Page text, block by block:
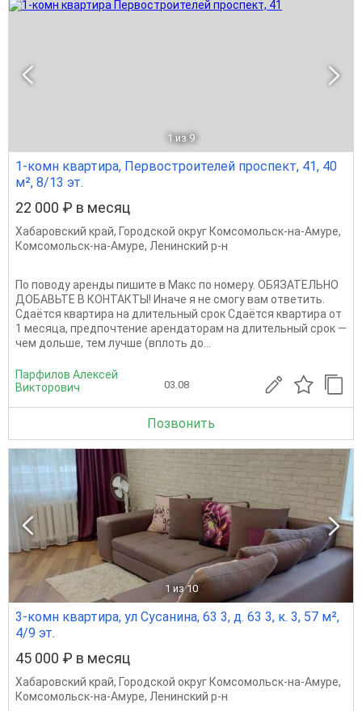
1 из 9
1-комн квартира, Первостроителей проспект, 41, 40
м², 8/13 эт.
22 000 ₽ в месяц
Хабаровский край, Городской округ Комсомольск-на-Амуре,
Комсомольск-на-Амуре, Ленинский р-н
По поводу аренды пишите в Макс по номеру. ОБЯЗАТЕЛЬНО
ДОБАВЬТЕ В КОНТАКТЫ! Иначе я не смогу вам ответить.
Сдаётся квартира на длительный срок Сдаётся квартира от
1 месяца, предпочтение арендаторам на длительный срок —
чем дольше, тем лучше (вплоть до...
Парфилов Алексей
Викторович
03.08
Позвонить
1 из 10
3-комн квартира, ул Сусанина, 63 3, д. 63 3, к. 3, 57 м²,
4/9 эт.
45 000 ₽ в месяц
Хабаровский край, Городской округ Комсомольск-на-Амуре,
Комсомольск-на-Амуре, Ленинский р-н